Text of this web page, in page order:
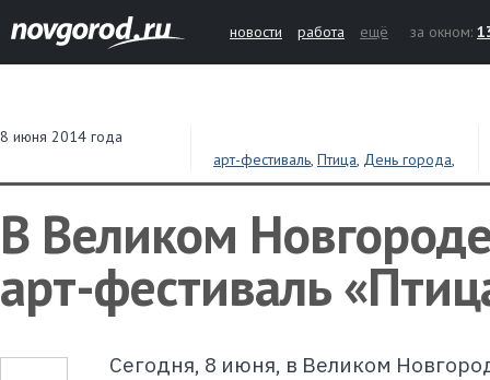
новости работа ещё за окном:
8 июня 2014 года
арт-фестиваль, Птица, День города,
фестиваль,музыка
В Великом
арт-фестиваль
Сегодня, 8 июня, в Великом